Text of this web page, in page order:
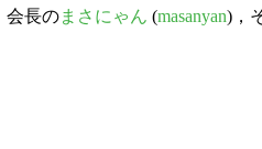
会長のまさにゃん (masanyan)，